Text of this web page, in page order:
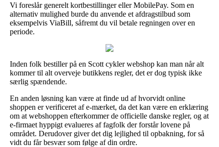
Vi foreslår generelt kortbestillinger eller MobilePay. Som en
alternativ mulighed burde du anvende et afdragstilbud som
eksempelvis ViaBill, såfremt du vil betale regningen over en
periode.
Inden folk bestiller på en Scott cykler webshop kan man når alt
kommer til alt overveje butikkens regler, det er dog typisk ikke
særlig spændende.
En anden løsning kan være at finde ud af hvorvidt online
shoppen er verificeret af e-mærket, da det kan være en erklæring
om at webshoppen efterkommer de officielle danske regler, og at
e-firmaet hyppigt evalueres af fagfolk der forstår lovene på
området. Derudover giver det dig lejlighed til opbakning, for så
vidt du får besvær som følge af din ordre.